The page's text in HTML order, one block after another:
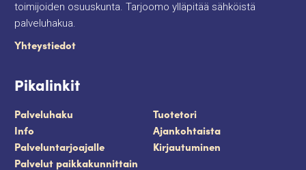
toimijoiden osuuskunta. Tarjoomo ylläpitää sähköistä
palveluhakua.
Yhteystiedot
Pikalinkit
Palveluhaku
Tuotetori
Info
Ajankohtaista
Palveluntarjoajalle
Kirjautuminen
Palvelut paikkakunnittain